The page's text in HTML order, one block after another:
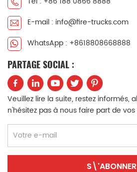
E-mail : info@fire-trucks.com
WhatsApp : +8618808668888
PARTAGE SOCIAL :
Veuillez lire la suite, restez informés,
n'hésitez pas à nous faire part de